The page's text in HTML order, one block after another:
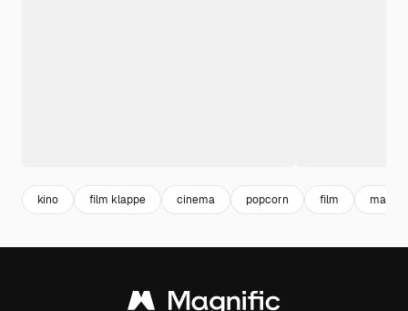
kino film klappe cinema popcorn film mais